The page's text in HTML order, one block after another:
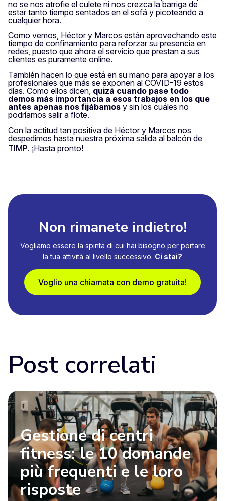
no se nos atrofie el culete ni nos crezca la barriga de
estar tanto tiempo sentados en el sofá y picoteando a
cualquier hora.
Como vemos, Héctor y Marcos están aprovechando este
tiempo de confinamiento para reforzar su presencia en
redes, puesto que ahora el servicio que prestan a sus
clientes es puramente online.
También hacen lo que está en su mano para apoyar a los
profesionales que más se exponen al COVID-19 estos
días. Como ellos dicen, quizá cuando pase todo
demos más importancia a esos trabajos en los que
antes apenas nos fijábamos y sin los cuáles no
podríamos salir a flote.
Con la actitud tan positiva de Héctor y Marcos nos
despedimos hasta nuestra próxima salida al balcón de
TIMP. ¡Hasta pronto!
Non rimanete indietro!
Vogliamo essere la spinta di cui hai bisogno per portare
la tua attività al livello successivo. Ci stai?
Voglio una chiamata con demo gratuita!
Post correlati
Gestione di centri
fitness: le 10 domande
più frequenti e le loro
risposte